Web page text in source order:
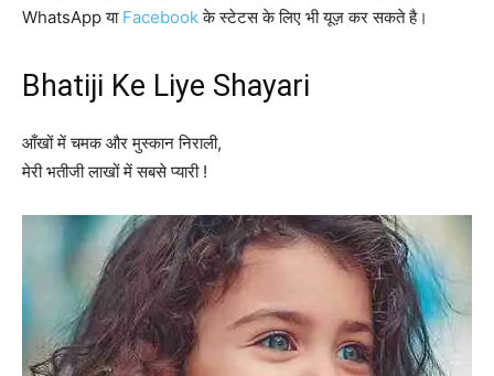
WhatsApp या Facebookके स्टेटस के लिए भी यूज़ कर सकते है।
Bhatiji Ke Liye Shayari
आँखों में चमक और मुस्कान निराली,
मेरी भतीजी लाखों में सबसे प्यारी !